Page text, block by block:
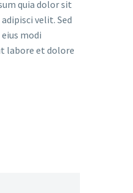
quia dolor sit
velit. Sed
modi
labore et dolore